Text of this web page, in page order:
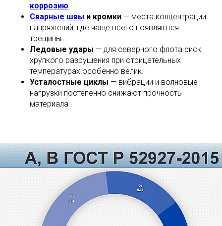
коррозию
Сварные швы и кромки — места концентрации
напряжений, где чаще всего появляются
трещины.
Ледовые удары — для северного флота риск
хрупкого разрушения при отрицательных
температурах особенно велик.
Усталостные циклы — вибрации и волновые
нагрузки постепенно снижают прочность
материала.